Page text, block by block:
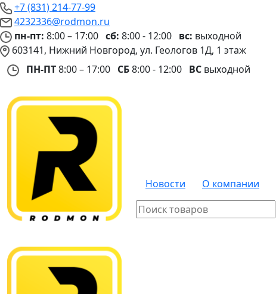
+7 (831) 214-77-99
4232336@rodmon.ru
пн-пт: 8:00 – 17:00 сб: 8:00 - 12:00 вс: выходной
603141, Нижний Новгород, ул. Геологов 1Д, 1 этаж
ПН-ПТ8:00 – 17:00 СБ8:00 - 12:00 ВС выходной
Новости О компании